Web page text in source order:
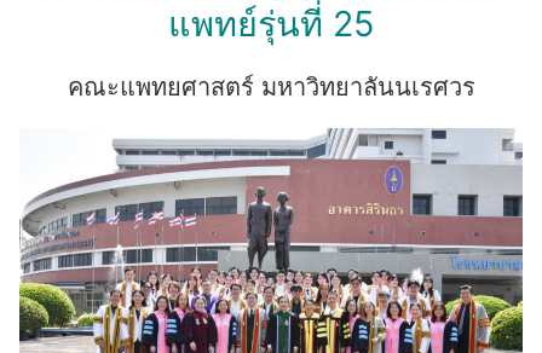
แพทย์รุ่นที่ 25
คณะแพทยศาสตร์ มหาวิทยาลันนเรศวร